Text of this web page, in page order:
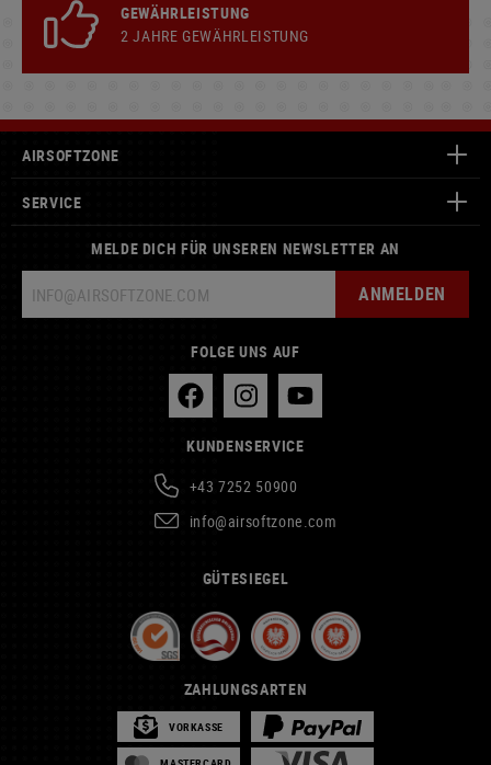
GEWÄHRLEISTUNG
2 JAHRE GEWÄHRLEISTUNG
AIRSOFTZONE
SERVICE
MELDE DICH FÜR UNSEREN NEWSLETTER AN
ANMELDEN
FOLGE UNS AUF
KUNDENSERVICE
+43 7252 50900
info@airsoftzone.com
GÜTESIEGEL
ZAHLUNGSARTEN
VORKASSE